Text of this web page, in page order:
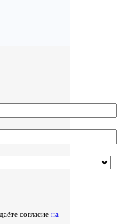
согласие на